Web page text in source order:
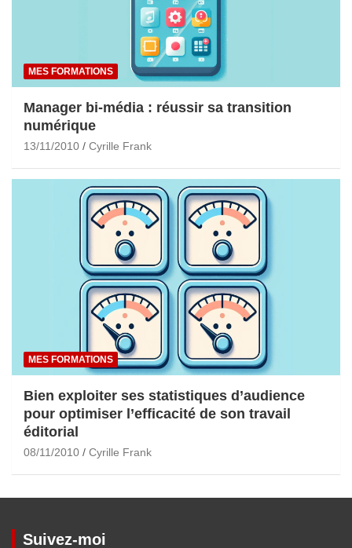
MES FORMATIONS
Manager bi-média : réussir sa transition
numérique
13/11/2010 Cyrille Frank
MES FORMATIONS
Bien exploiter ses statistiques d’audience
pour optimiser l’efficacité de son travail
éditorial
08/11/2010 Cyrille Frank
Suivez-moi